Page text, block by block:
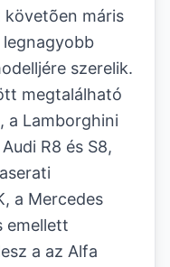
követõen máris
legnagyobb
szerelik.
megtalálható
a Lamborghini
R8 és S8,
a Mercedes
emellett
a az Alfa